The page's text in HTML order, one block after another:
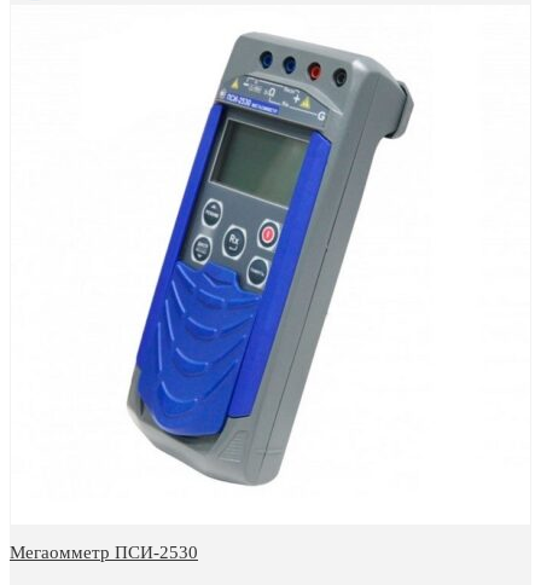
Мегаомметр ПСИ-2530